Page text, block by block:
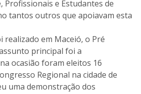
Profissionais e Estudantes de
tantos outros que apoiavam esta
realizado em Maceió, o Pré
principal foi a
ocasião foram eleitos 16
Regional na cidade de
uma demonstração dos